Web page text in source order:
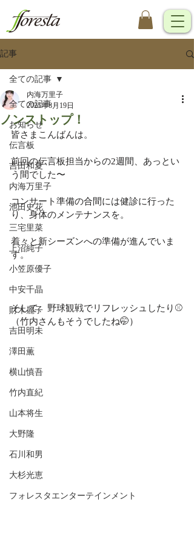
記事
全ての記事
お知らせ
伝言板
吉田和夏
内海万里子
池田史花
三宅里菜
上沼純子
小笠原優子
中安千晶
財木麗子
吉田明未
澤田薫
横山慎吾
竹内直紀
山本将生
大野隆
石川和男
大杉光恵
フォレスタエンターテインメント
全ての記事
ノンストップ！
内海万里子
2025年8月19日
皆さまこんばんは。
前回の伝言板担当からの2週間、あっとい
う間でした〜
コンサート準備の合間には健診に行った
り、身体のメンテナンスを。
着々と新シーズンへの準備が進んでいま
す。
そして、野球観戦でリフレッシュしたり⚾️
（竹内さんもそうでしたね🤭）